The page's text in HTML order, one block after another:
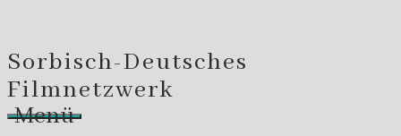
Sorbisch-Deutsches
Filmnetzwerk
Menü